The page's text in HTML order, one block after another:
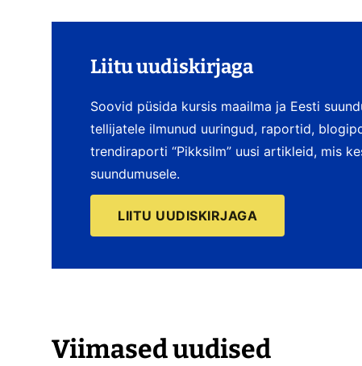
Liitu uudiskirjaga
Soovid püsida kursis maailma ja Eesti
tellijatele ilmunud uuringud, raportid,
trendiraporti “Pikksilm” uusi artikleid, mis
suundumusele.
LIITU UUDISKIRJAGA
Viimased uudised